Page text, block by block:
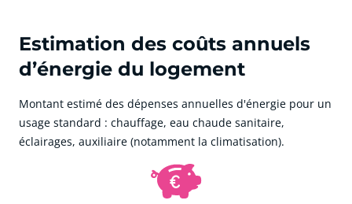
Estimation des coûts annuels
d’énergie du logement
Montant estimé des dépenses annuelles d'énergie pour un
usage standard : chauffage, eau chaude sanitaire,
éclairages, auxiliaire (notamment la climatisation).